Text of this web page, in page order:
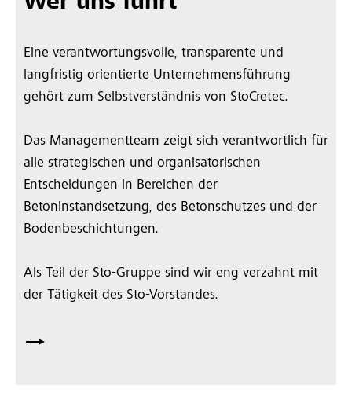
Eine verantwortungsvolle, transparente und
langfristig orientierte Unternehmensführung
gehört zum Selbstverständnis von StoCretec.
Das Managementteam zeigt sich verantwortlich für
alle strategischen und organisatorischen
Entscheidungen in Bereichen der
Betoninstandsetzung, des Betonschutzes und der
Bodenbeschichtungen.
Als Teil der Sto-Gruppe sind wir eng verzahnt mit
der Tätigkeit des Sto-Vorstandes.